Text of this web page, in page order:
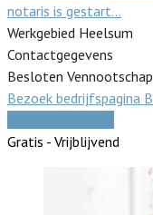
notaris is gestart…
Werkgebied Heelsum
Contactgegevens
Besloten
Bezoek bedrijfspagina
Gratis - Vrijblijvend